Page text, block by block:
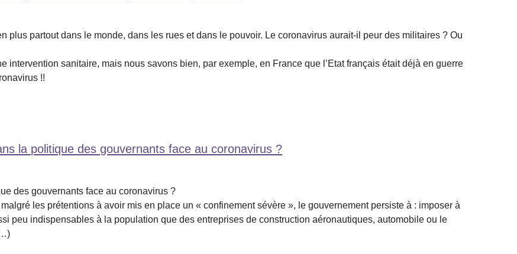
plus partout dans le monde, dans les rues et dans le pouvoir. Le coronavirus aurait-il peur des militaires ? Ou
intervention sanitaire, mais nous savons bien, par exemple, en France que l’Etat français était déjà en guerre
!!
la politique des gouvernants face au coronavirus ?
des gouvernants face au coronavirus ?
les prétentions à avoir mis en place un « confinement sévère », le gouvernement persiste à : imposer à
peu indispensables à la population que des entreprises de construction aéronautiques, automobile ou le